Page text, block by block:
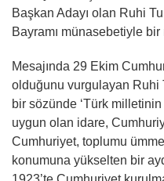
Başkan Adayı olan Ruhi
Bayramı münasebetiyle bir
Mesajında 29 Ekim
olduğunu vurgulayan Ruhi
bir sözünde ‘Türk
uygun olan idare,
Cumhuriyet, toplumu
konumuna yükselten bir